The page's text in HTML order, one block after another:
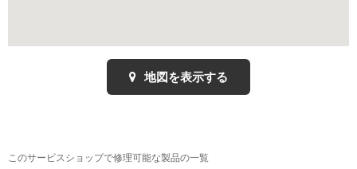
地図を表示する
このサービスショップで修理可能な製品の一覧